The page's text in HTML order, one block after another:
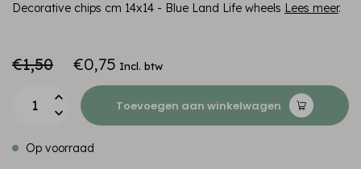
Decorative chips cm 14x14 - Blue Land Life wheels Lees meer.
€1,50 €0,75 Incl. btw
Toevoegen aan winkelwagen
Op voorraad